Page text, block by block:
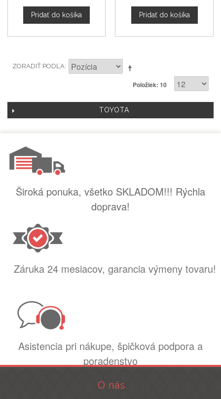
Pridať do košíka Pridať do košíka
ZORADIŤ PODĽA
Položiek: 10
TOYOTA
Široká ponuka, všetko SKLADOM!!! Rýchla
doprava!
Záruka 24 mesiacov, garancia výmeny tovaru!
Asistencia pri nákupe, špičková podpora a
poradenstvo
O nás